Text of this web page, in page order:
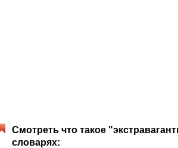
Смотреть что такое
словарях: